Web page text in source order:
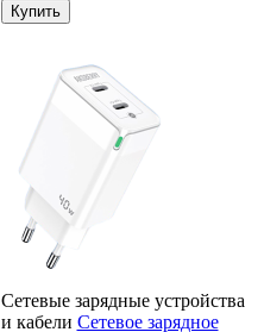
Купить
Сетевые зарядные устройства
и кабели Сетевое зарядное